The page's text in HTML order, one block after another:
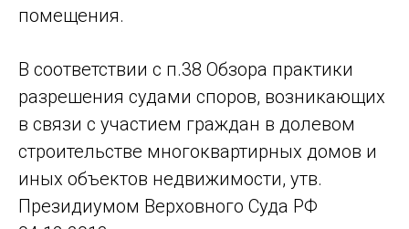
помещения.
В соответствии с п.38 Обзора практики
разрешения судами споров, возникающих
в связи с участием граждан в долевом
строительстве многоквартирных домов и
иных объектов недвижимости, утв.
Президиумом Верховного Суда РФ